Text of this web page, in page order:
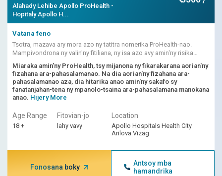
Alahady Lehibe Apollo ProHealth -
Hopitaly Apollo H...
Vatana feno
Tsotra, mazava ary mora azo ny tatitra nomerika ProHealth-nao.
Mampivondrona ny valin'ny fitiliana, ny isa azo avy amin'ny risika
Miaraka amin'ny ProHealth, tsy mijanona ny fikarakarana aorian'ny
fizahana ara-pahasalamanao. Na dia aorian'ny fizahana ara-
pahasalamanao aza, dia hitarika anao amin'ny sakafo sy
fanatanjahan-tena ny mpanolo-tsaina ara-pahasalamana manokana
anao. Hijery More
Age Range
18 +
Fitovian-jo
lahy vavy
Location
Apollo Hospitals Health City
Arilova Vizag
Fonosana boky
Antsoy mba
hamandrika